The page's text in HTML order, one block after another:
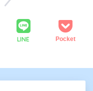
LINE Pocket